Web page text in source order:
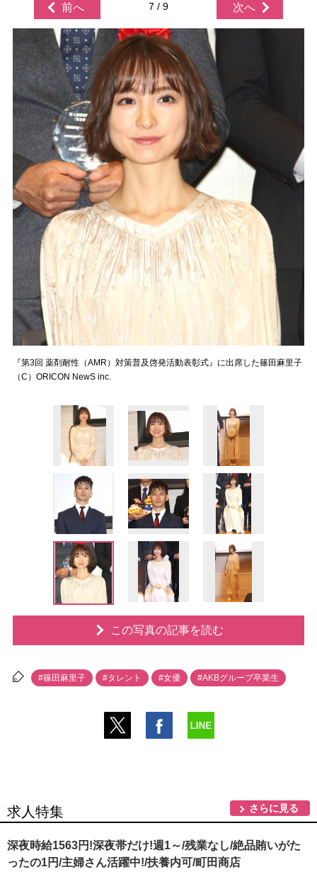
前へ 7 / 9 次へ
『第3回 薬剤耐性（AMR）対策普及啓発活動表彰式』に出席した篠田麻里子
（C）ORICON NewS inc.
この写真の記事を読む
#篠田麻里子 #タレント #女優 #AKBグループ卒業生
求人特集 さらに見る
深夜時給1563円!深夜帯だけ!週1～/残業なし/絶品賄いがた
ったの1円/主婦さん活躍中!/扶養内可/町田商店